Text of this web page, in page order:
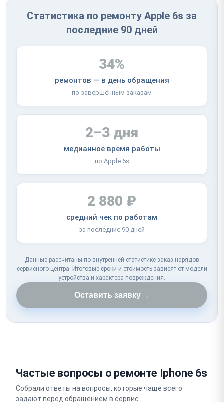
Статистика по ремонту Apple 6s за
последние 90 дней
34%
ремонтов — в день обращения
по завершённым заказам
2–3 дня
медианное время работы
по Apple 6s
2 880 ₽
средний чек по работам
за последние 90 дней
Данные рассчитаны по внутренней статистике заказ-нарядов
сервисного центра. Итоговые сроки и стоимость зависят от модели
устройства и характера повреждения.
Оставить заявку→
Частые вопросы о ремонте Iphone 6s
Собрали ответы на вопросы, которые чаще всего
задают перед обращением в сервис.